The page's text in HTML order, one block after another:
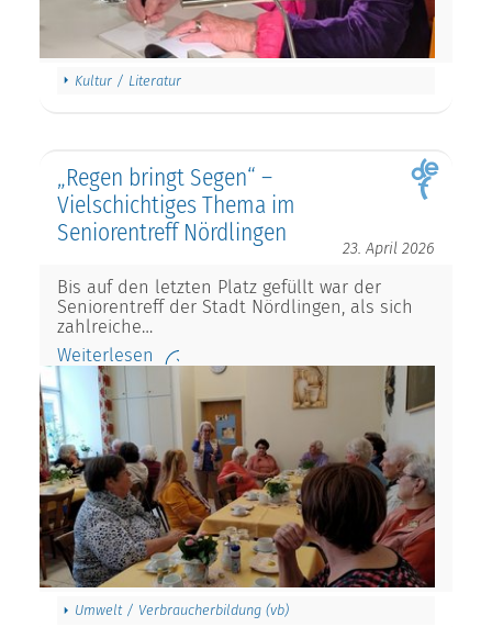
Kultur / Literatur
„Regen bringt Segen“ –
Vielschichtiges Thema im
Seniorentreff Nördlingen
23. April 2026
Bis auf den letzten Platz gefüllt war der
Seniorentreff der Stadt Nördlingen, als sich
zahlreiche…
Weiterlesen
Umwelt / Verbraucherbildung (vb)